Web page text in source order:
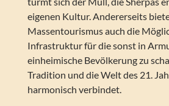
eigenen Kultur. Andererseits
Massentourismus auch die
Infrastruktur für die sonst in
einheimische Bevölkerung zu
Tradition und die Welt des 21.
harmonisch verbindet.